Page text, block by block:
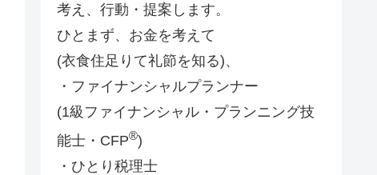
考え、行動・提案します。
ひとまず、お金を考えて
(衣食住足りて礼節を知る)、
・ファイナンシャルプランナー
(1級ファイナンシャル・プランニング技
能士・CFP®)
・ひとり税理士